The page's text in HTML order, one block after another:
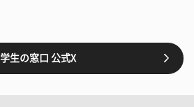
学生の窓口 公式X